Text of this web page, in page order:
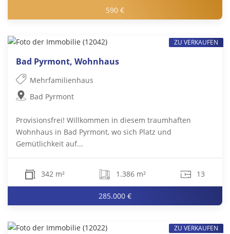
590 €
Bad Pyrmont, Wohnhaus
Mehrfamilienhaus
Bad Pyrmont
Provisionsfrei! Willkommen in diesem traumhaften
Wohnhaus in Bad Pyrmont, wo sich Platz und
Gemütlichkeit auf...
342 m² 1.386 m² 13
285.000 €
ZU VERKAUFEN
ZU VERKAUFEN